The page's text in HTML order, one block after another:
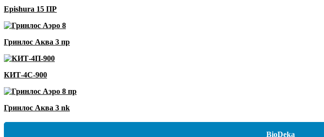
Epishura 15 ПР
Гринлос Аква 3 пр
КИТ-4С-900
Гринлос Аква 3 nk
BioDeka